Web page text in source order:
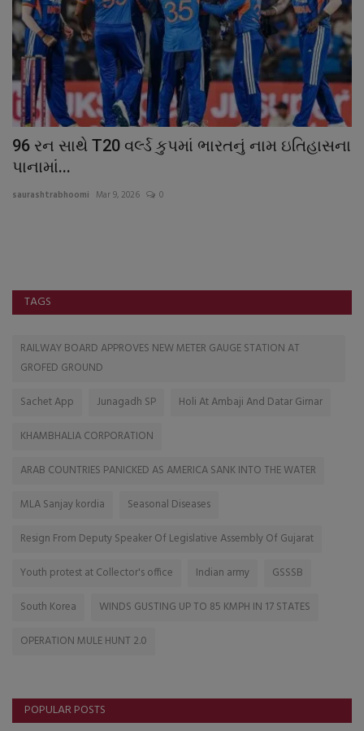
96 રન સાથે T20 વર્લ્ડ કુપમાં ભારતનું નામ ઇતિહાસના
પાનામાં...
saurashtrabhoomi Mar 9, 2026 0
TAGS
RAILWAY BOARD APPROVES NEW METER GAUGE STATION AT
GROFED GROUND
Sachet App
Junagadh SP
Holi At Ambaji And Datar Girnar
KHAMBHALIA CORPORATION
ARAB COUNTRIES PANICKED AS AMERICA SANK INTO THE WATER
MLA Sanjay kordia
Seasonal Diseases
Resign From Deputy Speaker Of Legislative Assembly Of Gujarat
Youth protest at Collector's office
Indian army
GSSSB
South Korea
WINDS GUSTING UP TO 85 KMPH IN 17 STATES
OPERATION MULE HUNT 2.0
POPULAR POSTS